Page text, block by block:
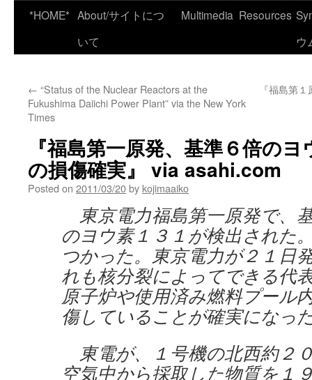
*HOME* About/サイトにつ
いて
Multimedia Resources
ウ
← “Status of the Nuclear Reactors at the
Fukushima Daiichi Power Plant” via the New York
Times
『福島第
『福島第一原発、基準６倍の
の損傷確実』 via asahi.com
Posted on 2011/03/20by kojimaaiko
東京電力福島第一原発で、
のヨウ素１３１が検出された
つかった。東京電力が２１日
れも核分裂によってできる代
原子炉や使用済み燃料プール
傷していることが確実になっ
東電が、１号機の北西約２
空気中から採取した物質を１